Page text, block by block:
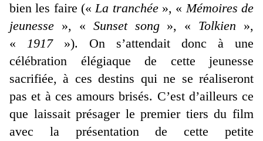
bien les faire («La tranchée», «Mémoires de
jeunesse », « Sunset song», « Tolkien »,
« 1917»). On s’attendait donc à une
célébration élégiaque de cette jeunesse
sacrifiée, à ces destins qui ne se réaliseront
pas et à ces amours brisés. C’est d’ailleurs ce
que laissait présager le premier tiers du film
avec la présentation de cette petite